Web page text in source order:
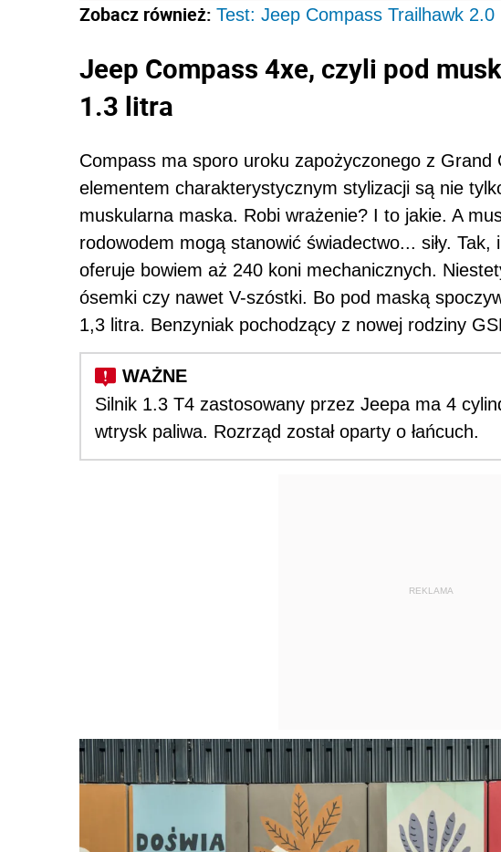
Zobacz również: Test: Jeep Compass Trailhawk
Jeep Compass 4xe, czyli pod
1.3 litra
Compass ma sporo uroku zapożyczonego z Grand
elementem charakterystycznym stylizacji są nie
muskularna maska. Robi wrażenie? I to jakie. A
rodowodem mogą stanowić świadectwo... siły.
oferuje bowiem aż 240 koni mechanicznych.
ósemki czy nawet V-szóstki. Bo pod maską
1,3 litra. Benzyniak pochodzący z nowej rodziny
Silnik 1.3 T4 zastosowany przez Jeepa ma 4
wtrysk paliwa. Rozrząd został oparty o łańcuch.
REKLAMA